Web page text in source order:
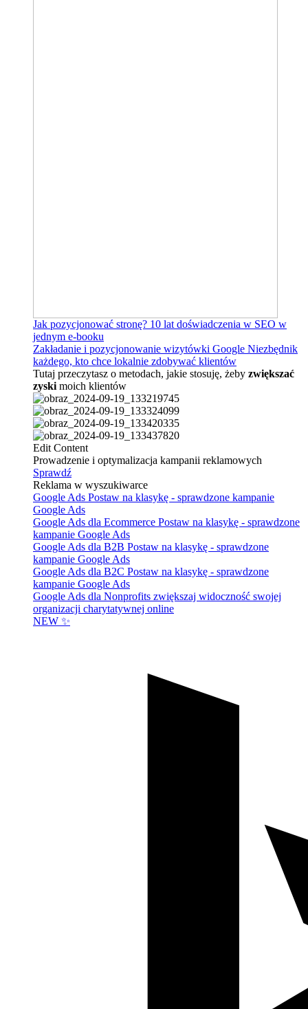
Jak pozycjonować stronę? 10 lat doświadczenia w SEO w
jednym e-booku
Zakładanie i pozycjonowanie wizytówki Google Niezbędnik
każdego, kto chce lokalnie zdobywać klientów
Tutaj przeczytasz o metodach, jakie stosuję, żeby zwiększać
zyski moich klientów
Edit Content
Prowadzenie i optymalizacja kampanii reklamowych
Sprawdź
Reklama w wyszukiwarce
Google Ads Postaw na klasykę - sprawdzone kampanie
Google Ads
Google Ads dla Ecommerce Postaw na klasykę - sprawdzone
kampanie Google Ads
Google Ads dla B2B Postaw na klasykę - sprawdzone
kampanie Google Ads
Google Ads dla B2C Postaw na klasykę - sprawdzone
kampanie Google Ads
Google Ads dla Nonprofits zwiększaj widoczność swojej
organizacji charytatywnej online
NEW ✨